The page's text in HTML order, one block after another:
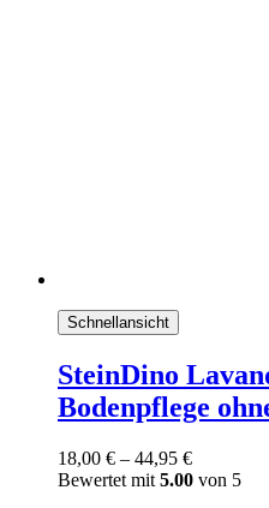
Schnellansicht
SteinDino
Bodenpflege
18,00 € – 44,95 €
Bewertet mit 5.00 von 5